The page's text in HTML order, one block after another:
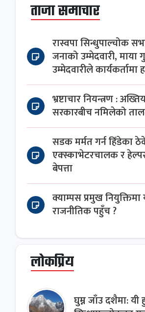
ताजा समाचार
रास्वपा सिन्धुपाल्चोक
जनाको उम्मेदवारी,
उम्मेदवारीले
भ्रष्टाचार नियन्त्रण :
सरकारबीच नमिलेको
सडक मर्मत गर्न हिँडेका
एक्स्काभेटरचालक र
बेपत्ता
क्याम्पस प्रमुख नियुक्तिमा
राजनीतिक पहुँच ?
लोकप्रिय
घुम्न जाँउ दशैमा: यी